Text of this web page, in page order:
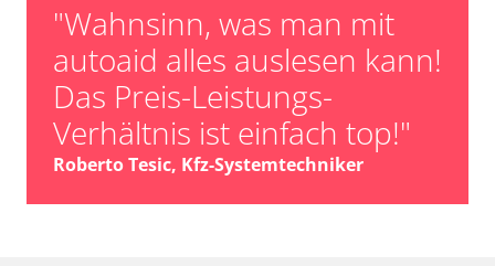
"Wahnsinn, was man mit
autoaid alles auslesen kann!
Das Preis-Leistungs-
Verhältnis ist einfach top!"
Roberto Tesic, Kfz-Systemtechniker